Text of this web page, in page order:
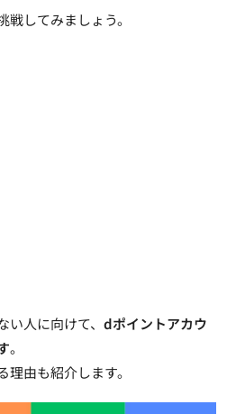
してみましょう。
人に向けて、 dポイントアカウ
。
由も紹介します。